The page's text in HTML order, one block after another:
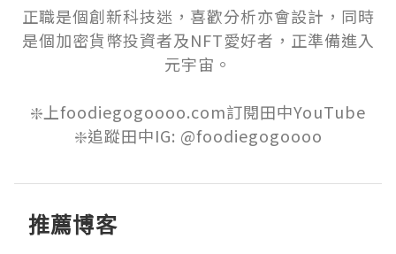
正職是個創新科技迷，喜歡分析亦會設計，同時
是個加密貨幣投資者及NFT愛好者，正準備進入
元宇宙。
❇️上foodiegogoooo.com訂閱田中YouTube
推薦博客